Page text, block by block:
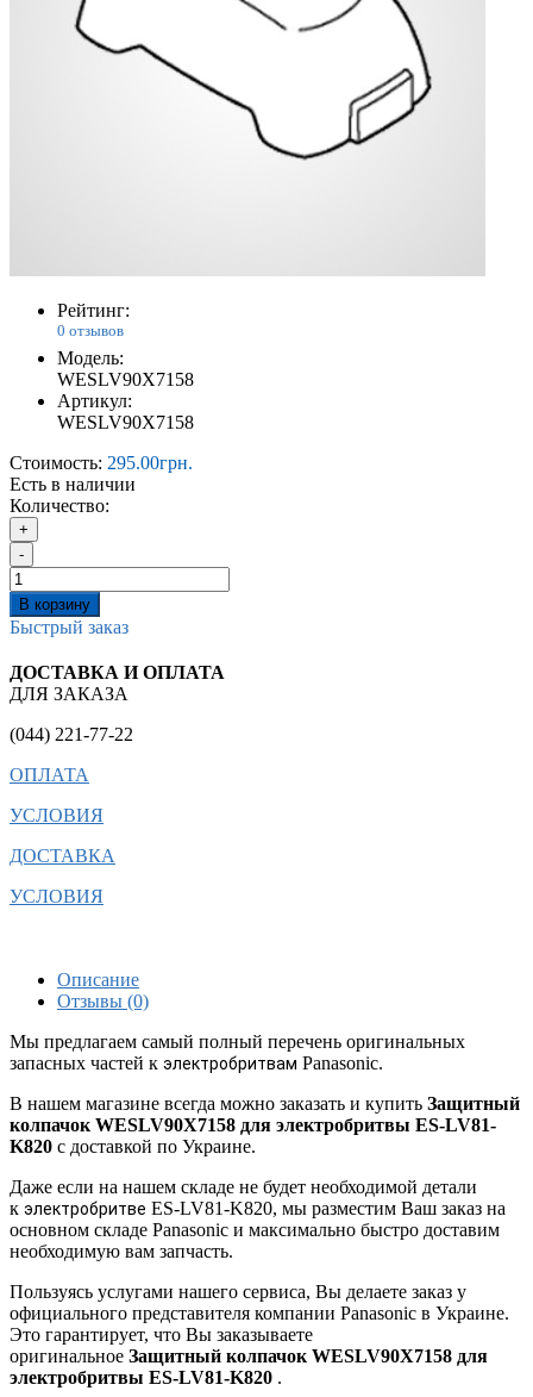
Рейтинг:
0 отзывов
Модель:
WESLV90X7158
Артикул:
WESLV90X7158
Стоимость: 295.00грн.
Есть в наличии
Количество:
+
-
В корзину
Быстрый заказ
ДОСТАВКА И ОПЛАТА
ДЛЯ ЗАКАЗА
(044) 221-77-22
ОПЛАТА
УСЛОВИЯ
ДОСТАВКА
УСЛОВИЯ
Описание
Отзывы (0)
Мы предлагаем самый полный перечень оригинальных
запасных частей к электробритвам Panasonic.
В нашем магазине всегда можно заказать и купить Защитный
колпачок WESLV90X7158 для электробритвы ES-LV81-
K820 с доставкой по Украине.
Даже если на нашем складе не будет необходимой детали
к электробритве ES-LV81-K820, мы разместим Ваш заказ на
основном складе Panasonic и максимально быстро доставим
необходимую вам запчасть.
Пользуясь услугами нашего сервиса, Вы делаете заказ у
официального представителя компании Panasonic в Украине.
Это гарантирует, что Вы заказываете
оригинальное Защитный колпачок WESLV90X7158 для
электробритвы ES-LV81-K820 .